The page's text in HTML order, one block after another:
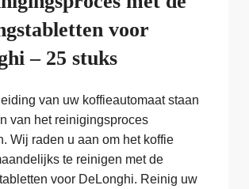
voor
– 25 stuks
van uw koffieautomaat staan
van het reinigingsproces
Wij raden u aan om het koffie
te reinigen met de
voor DeLonghi. Reinig uw